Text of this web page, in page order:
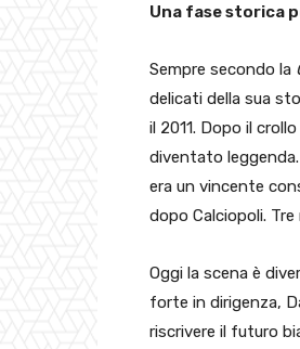
Una fase storica
Sempre secondo la
delicati della sua
il 2011. Dopo il
diventato
era un vincente
dopo Calciopoli.
Oggi la scena è
forte in dirigenza,
riscrivere il futuro